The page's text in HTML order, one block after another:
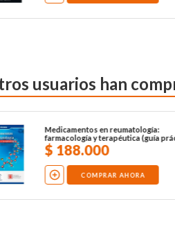
usuarios han
Medicamentos en reumatología:
farmacología y terapéutica (guía
2025)
$ 188.000
COMPRAR AHORA